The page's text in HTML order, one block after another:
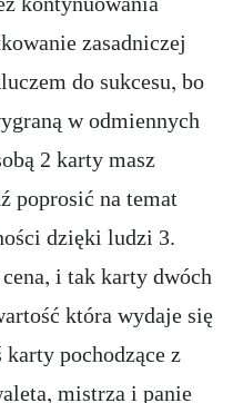
zasadniczej
do sukcesu, bo
w odmiennych
2 karty masz
poprosić na temat
dzięki ludzi 3.
i tak karty dwóch
która wydaje się
pochodzące z
mistrza i panie